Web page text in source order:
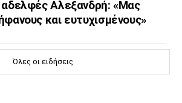
Αλεξανδρή: «Μας
και ευτυχισμένους»
Πανσερραϊκό
Όλες οι ειδήσεις